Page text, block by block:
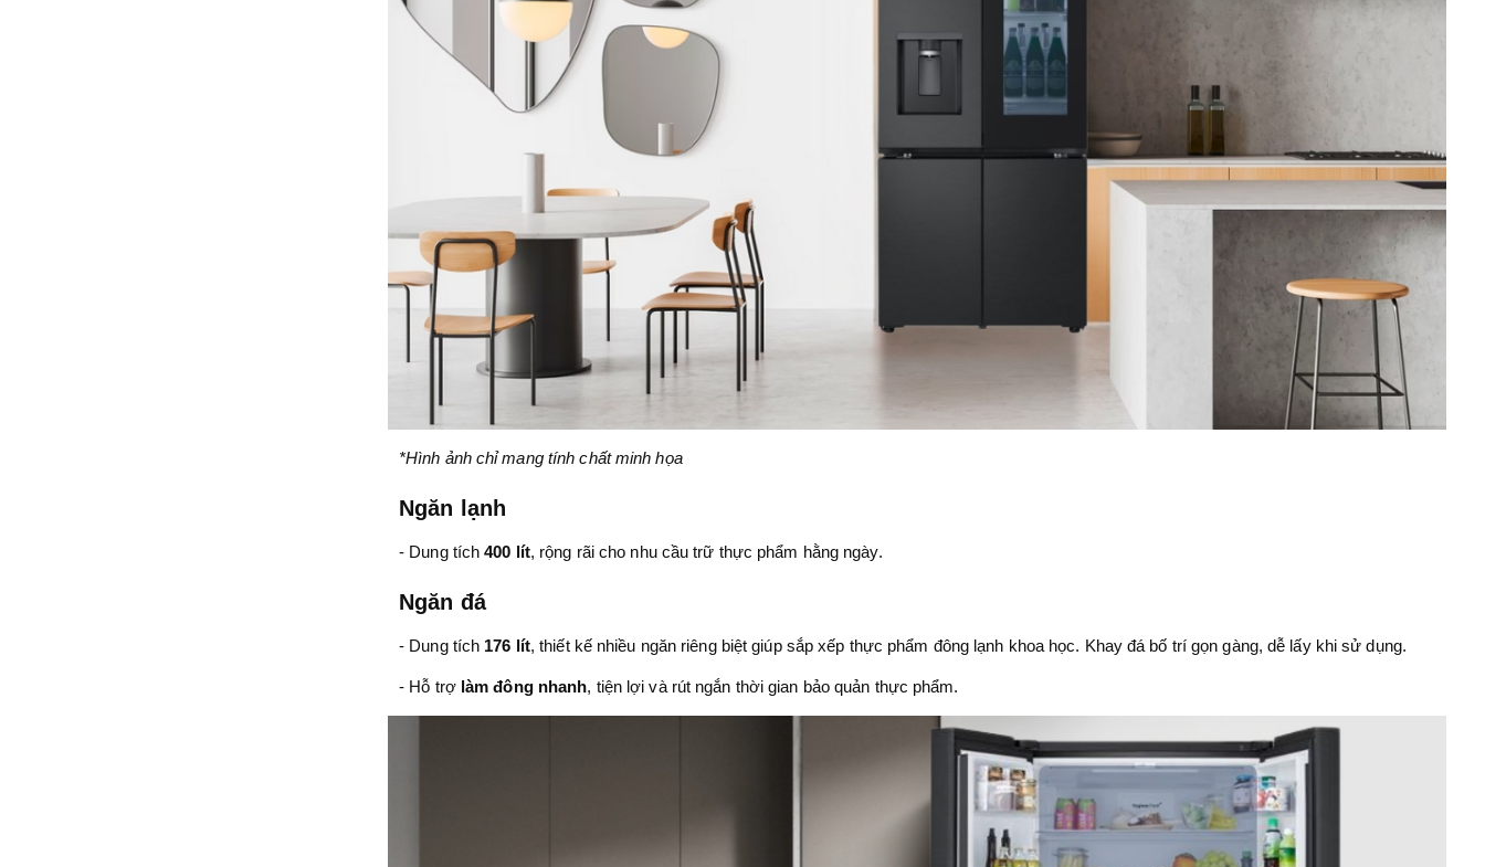
*Hình ảnh chỉ mang tính chất minh họa
Ngăn lạnh
- Dung tích400 lít, rộng rãi cho nhu cầu trữ thực phẩm hằng ngày.
Ngăn đá
- Dung tích 176 lít, thiết kế nhiều ngăn riêng biệt giúp sắp xếp thực phẩm đông lạnh khoa học. Khay đá bố trí gọn gàng, dễ lấy khi sử dụng.
- Hỗ trợ làm đông nhanh, tiện lợi và rút ngắn thời gian bảo quản thực phẩm.